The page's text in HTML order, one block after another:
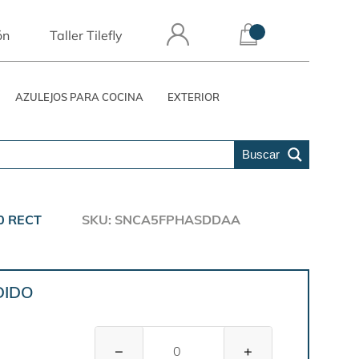
Taller Tilefly
AZULEJOS PARA COCINA EXTERIOR
Buscar
RECT
SKU: SNCA5FPHASDDAA
− +